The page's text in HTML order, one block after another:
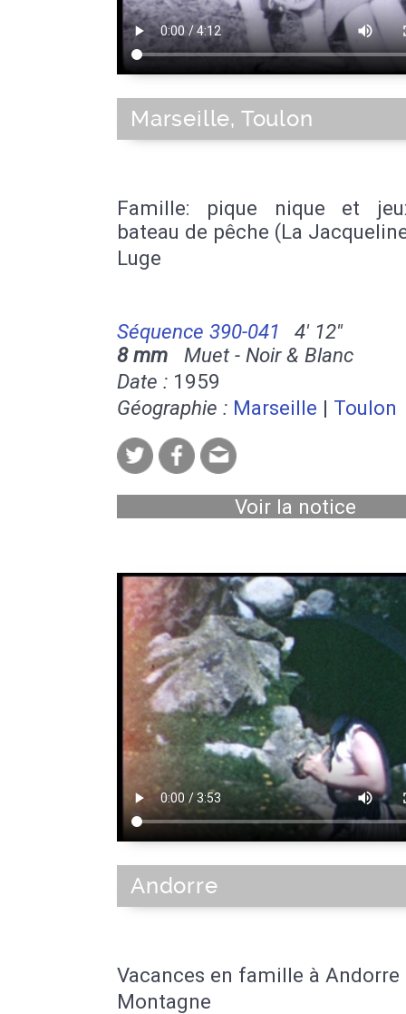
Marseille, Toulon
Famille: pique nique et
bateau de pêche (La
Luge
Séquence 390-041
4' 12''
8 mm Muet - Noir & Blanc
Date : 1959
Géographie : Marseille | Toulon
Voir la notice
Andorre
Vacances en famille à Andorre
Montagne